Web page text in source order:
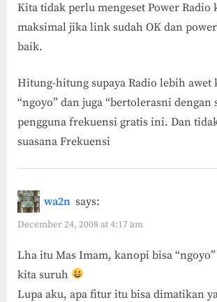
Kita tidak perlu mengeset Power Radio
maksimal jika link sudah OK dan
baik.
Hitung-hitung supaya Radio lebih awet
“ngoyo” dan juga “bertolerasni dengan
pengguna frekuensi gratis ini. Dan
suasana Frekuensi
wa2n says:
December 24, 2008 at 4:17 am
Lha itu Mas Imam, kanopi bisa
kita suruh
Lupa aku, apa fitur itu bisa dimatikan